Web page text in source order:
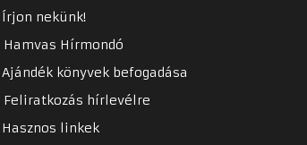
Írjon nekünk!
Hamvas Hírmondó
Ajándék könyvek befogadása
Feliratkozás hírlevélre
Hasznos linkek